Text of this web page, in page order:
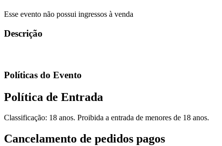
Esse evento não possui ingressos à venda
Descrição
Políticas do Evento
Política de Entrada
Classificação: 18 anos. Proibida a entrada de menores de 18 anos.
Cancelamento de pedidos pagos